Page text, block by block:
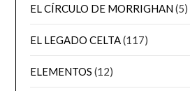
EL CÍRCULO DE MORRIGHAN(5)
EL LEGADO CELTA(117)
ELEMENTOS (12)